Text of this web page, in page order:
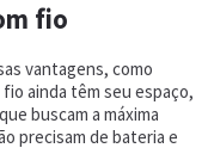
fio
vantagens, como
ainda têm seu espaço,
buscam a máxima
precisam de bateria e